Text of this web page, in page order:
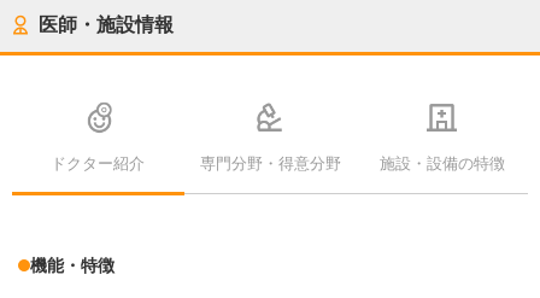
医師・施設情報
ドクター紹介 専門分野・得意分野 施設・設備の特徴
機能・特徴